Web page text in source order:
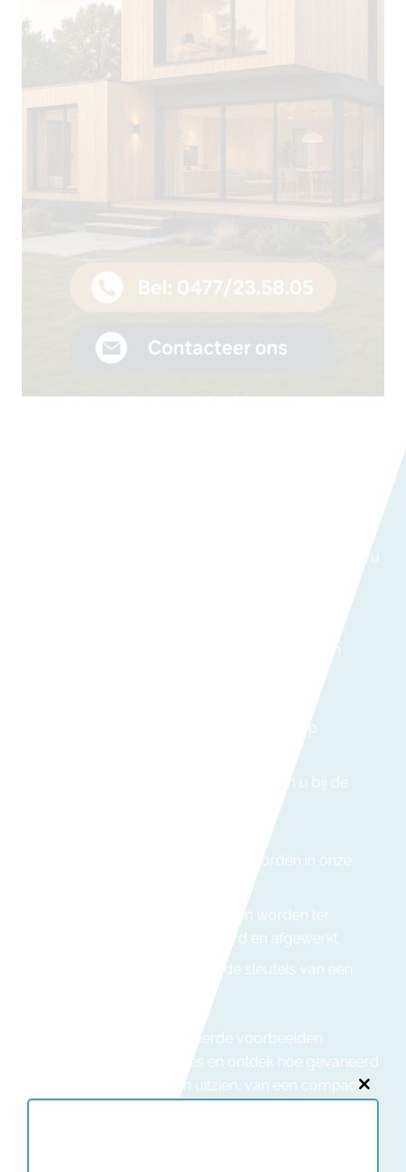
helder stappenplan. Zo weet u op elk moment waar u
wensen, budget en de mogelijkheden
ingenieurs tekenen een woning op
we ondersteunen u bij de
de modules worden in onze
de elementen worden ter
plaatse geassembleerd en afgewerkt.
u krijgt de sleutels van een
instapklare woning.
Wilt u liever eerst gerealiseerde voorbeelden
Bekijk onze realisaties en ontdek hoe gevarieerd
een prefab woning er kan uitzien, van een compacte
Close